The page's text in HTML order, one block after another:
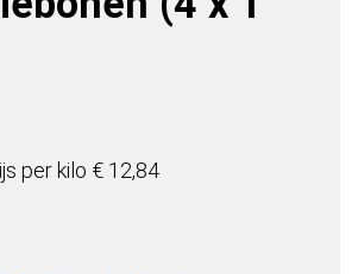
per kilo € 12,84